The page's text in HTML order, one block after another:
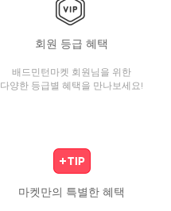
회원 등급 혜택
배드민턴마켓 회원님을 위한
다양한 등급별 혜택을 만나보세요!
마켓만의 특별한 혜택